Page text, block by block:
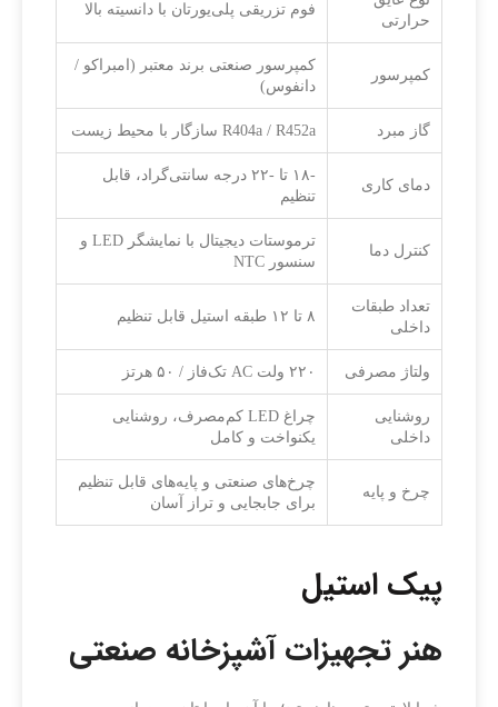
حرارتی
فوم تزریقی پلی‌یورتان با دانسیته بالا
کمپرسور
کمپرسور صنعتی برند معتبر (امبراکو /
دانفوس)
گاز مبرد R404a / R452a سازگار با محیط زیست
دمای کاری
-۱۸ تا -۲۲ درجه سانتی‌گراد، قابل
تنظیم
کنترل دما
ترموستات دیجیتال با نمایشگر LED و
سنسور NTC
تعداد طبقات
داخلی
۸ تا ۱۲ طبقه استیل قابل تنظیم
ولتاژ مصرفی ۲۲۰ ولت AC تک‌فاز / ۵۰ هرتز
روشنایی
داخلی
چراغ LED کم‌مصرف، روشنایی
یکنواخت و کامل
چرخ و پایه
چرخ‌های صنعتی و پایه‌های قابل تنظیم
برای جابجایی و تراز آسان
پیک استیل
هنر تجهیزات آشپزخانه صنعتی